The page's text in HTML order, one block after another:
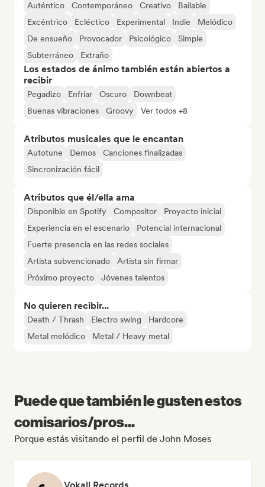
Auténtico Contemporáneo Creativo
Bailable
Excéntrico
Ecléctico Experimental Indie
Melódico
De ensueño
Provocador Psicológico
Simple
Subterráneo
Extraño
Los estados de ánimo también están abiertos a
recibir
Pegadizo Enfriar Oscuro
Downbeat
Buenas vibraciones
Groovy Ver todos +8
Atributos musicales que le encantan
Autotune Demos
Canciones finalizadas
Sincronización fácil
Atributos que él/ella ama
Disponible en Spotify Compositor
Proyecto inicial
Experiencia en el escenario
Potencial internacional
Fuerte presencia en las redes sociales
Artista subvencionado
Artista sin firmar
Próximo proyecto
Jóvenes talentos
No quieren recibir...
Death / Thrash Electro swing
Hardcore
Metal melódico
Metal / Heavy metal
Puede que también le gusten estos
comisarios/pros...
Porque estás visitando el perfil de John Moses